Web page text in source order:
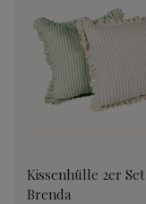
Kissenhülle 2er Set
Brenda